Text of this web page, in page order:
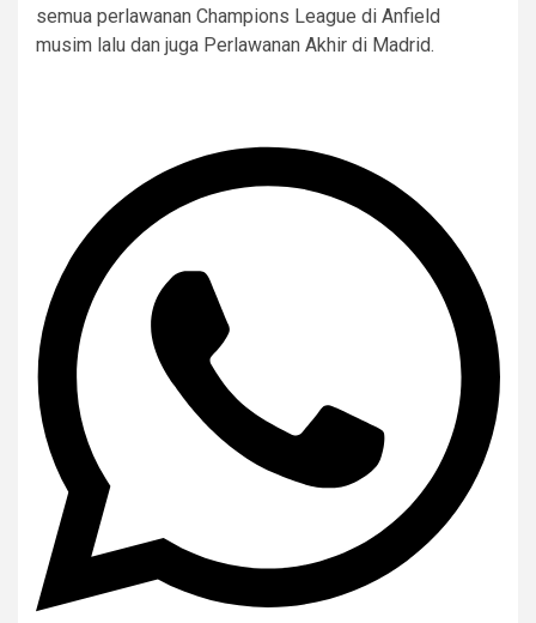
semua perlawanan Champions League di Anfield
musim lalu dan juga Perlawanan Akhir di Madrid.